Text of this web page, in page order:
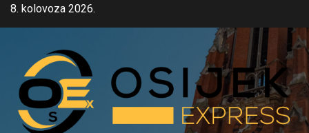
Skip8. kolovoza 2026.